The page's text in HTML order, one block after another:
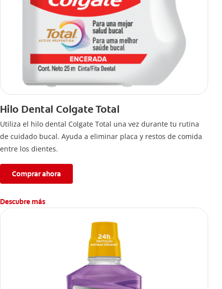
Hilo Dental Colgate Total
Utiliza el hilo dental Colgate Total una vez durante tu rutina
de cuidado bucal. Ayuda a eliminar placa y restos de comida
entre los dientes.
Comprar ahora
Descubre más